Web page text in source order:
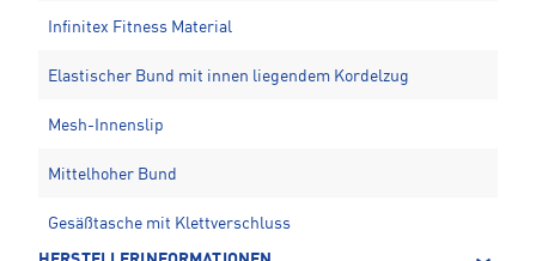
Infinitex Fitness Material
Elastischer Bund mit innen liegendem Kordelzug
Mesh-Innenslip
Mittelhoher Bund
Gesäßtasche mit Klettverschluss